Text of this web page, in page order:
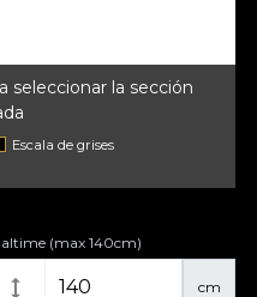
seleccionar la sección
Escala de grises
cm
(max 140cm)